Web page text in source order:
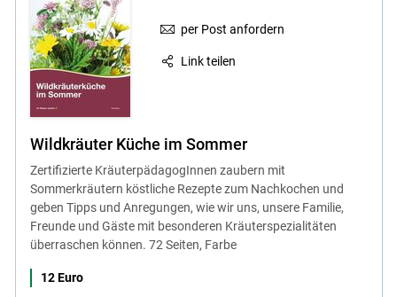
per Post anfordern
Link teilen
Wildkräuter Küche im Sommer
Zertifizierte KräuterpädagogInnen zaubern mit
Sommerkräutern köstliche Rezepte zum Nachkochen und
geben Tipps und Anregungen, wie wir uns, unsere Familie,
Freunde und Gäste mit besonderen Kräuterspezialitäten
überraschen können. 72 Seiten, Farbe
12 Euro